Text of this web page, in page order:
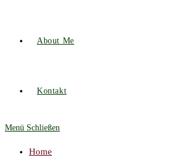
About Me
Kontakt
Menü Schließen
Home